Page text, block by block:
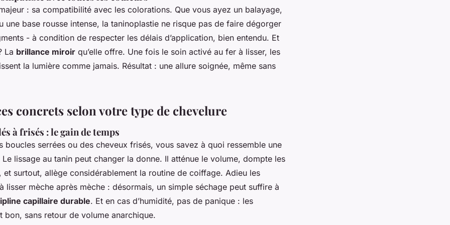
: sa compatibilité avec les colorations. Que vous ayez un balayage,
une base rousse intense, la taninoplastie ne risque pas de faire dégorger
- à condition de respecter les délais d’application, bien entendu. Et
La brillance miroir qu’elle offre. Une fois le soin activé au fer à lisser, les
la lumière comme jamais. Résultat : une allure soignée, même sans
concrets selon votre type de chevelure
à frisés : le gain de temps
boucles serrées ou des cheveux frisés, vous savez à quoi ressemble une
lissage au tanin peut changer la donne. Il atténue le volume, dompte les
et surtout, allège considérablement la routine de coiffage. Adieu les
lisser mèche après mèche : désormais, un simple séchage peut suffire à
capillaire durable. Et en cas d’humidité, pas de panique : les
bon, sans retour de volume anarchique.